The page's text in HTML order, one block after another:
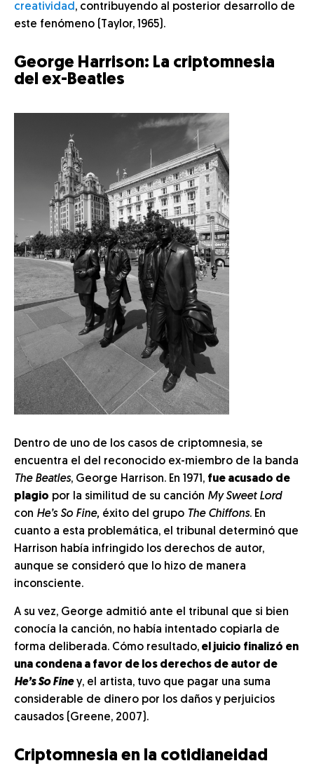
creatividad, contribuyendo al posterior desarrollo de
este fenómeno (Taylor, 1965).
George Harrison: La criptomnesia
del ex-Beatles
Dentro de uno de los casos de criptomnesia, se
encuentra el del reconocido ex-miembro de la banda
The Beatles, George Harrison. En 1971, fue acusado de
plagio por la similitud de su canción My Sweet Lord
con He’s So Fine, éxito del grupo The Chiffons. En
cuanto a esta problemática, el tribunal determinó que
Harrison había infringido los derechos de autor,
aunque se consideró que lo hizo de manera
inconsciente.
A su vez, George admitió ante el tribunal que si bien
conocía la canción, no había intentado copiarla de
forma deliberada. Cómo resultado, el juicio finalizó en
una condena a favor de los derechos de autor de
He’s So Finey, el artista, tuvo que pagar una suma
considerable de dinero por los daños y perjuicios
causados (Greene, 2007).
Criptomnesia en la cotidianeidad